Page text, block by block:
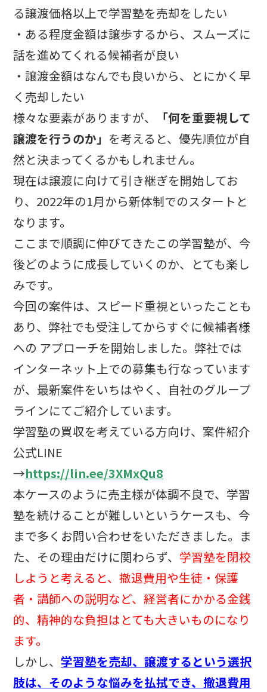
る譲渡価格以上で学習塾を売却をしたい
・ある程度金額は譲歩するから、スムーズに
話を進めてくれる候補者が良い
・譲渡金額はなんでも良いから、とにかく早
く売却したい
様々な要素がありますが、
「何を重要視して
譲渡を行うのか」 を考えると、優先順位が自
然と決まってくるかもしれません。
現在は譲渡に向けて引き継ぎを開始してお
り、2022年の1月から新体制でのスタートと
なります。
ここまで順調に伸びてきたこの学習塾が、今
後どのように成長していくのか、とても楽し
みです。
今回の案件は、スピード重視といったことも
あり、弊社でも受注してからすぐに候補者様
への アプローチを開始しました。弊社では
インターネット上での募集も行なっています
が、最新案件をいちはやく、自社のグループ
ラインにてご紹介しています。
学習塾の買収を考えている方向け、案件紹介
公式LINE
→https://lin.ee/3XMxQu8
本ケースのように売主様が体調不良で、学習
塾を続けることが難しいというケースも、今
まで多くお問い合わせをいただきました。ま
た、その理由だけに関わらず、 学習塾を閉校
しようと考えると、撤退費用や生徒・保護
者・講師への説明など、経営者にかかる金銭
的、精神的な負担はとても大きいものになり
ます。
しかし、 学習塾を売却、譲渡するという選択
肢は、そのような悩みを払拭でき、撤退費用